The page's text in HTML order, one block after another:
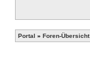
Portal » Foren-Übersicht